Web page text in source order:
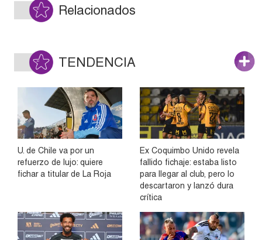
Relacionados
TENDENCIA
U. de Chile va por un
refuerzo de lujo: quiere
fichar a titular de La Roja
Ex Coquimbo Unido revela
fallido fichaje: estaba listo
para llegar al club, pero lo
descartaron y lanzó dura
crítica